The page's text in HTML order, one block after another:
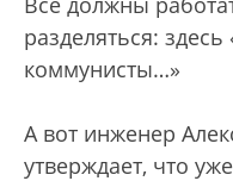
разделяться:
коммунисты…»
А вот инженер
утверждает, что